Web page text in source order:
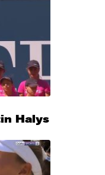
Halys